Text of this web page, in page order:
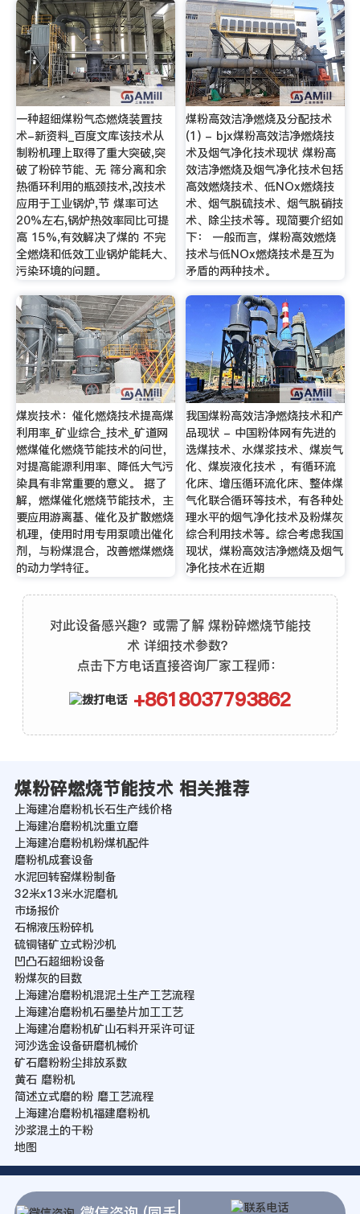
一种超细煤粉气态燃烧装置技
术-新资料_百度文库该技术从
制粉机理上取得了重大突破,突
破了粉碎节能、无 筛分离和余
热循环利用的瓶颈技术,改技术
应用于工业锅炉,节 煤率可达
20%左右,锅炉热效率同比可提
高 15%,有效解决了煤的 不完
全燃烧和低效工业锅炉能耗大、
污染环境的问题。
煤粉高效洁净燃烧及分配技术
(1) - bjx煤粉高效洁净燃烧技
术及烟气净化技术现状 煤粉高
效洁净燃烧及烟气净化技术包括
高效燃烧技术、低NOx燃烧技
术、烟气脱硫技术、烟气脱硝技
术、除尘技术等。现简要介绍如
下： 一般而言，煤粉高效燃烧
技术与低NOx燃烧技术是互为
矛盾的两种技术。
煤炭技术：催化燃烧技术提高煤
利用率_矿业综合_技术_矿道网
燃煤催化燃烧节能技术的问世，
对提高能源利用率、降低大气污
染具有非常重要的意义。 据了
解，燃煤催化燃烧节能技术，主
要应用游离基、催化及扩散燃烧
机理，使用时用专用泵喷出催化
剂，与粉煤混合，改善燃煤燃烧
的动力学特征。
我国煤粉高效洁净燃烧技术和产
品现状 - 中国粉体网有先进的
选煤技术、水煤浆技术、煤炭气
化、煤炭液化技术 ，有循环流
化床、增压循环流化床、整体煤
气化联合循环等技术，有各种处
理水平的烟气净化技术及粉煤灰
综合利用技术等。综合考虑我国
现状，煤粉高效洁净燃烧及烟气
净化技术在近期
对此设备感兴趣？或需了解 煤粉碎燃烧节能技
术 详细技术参数？
点击下方电话直接咨询厂家工程师：
+8618037793862
煤粉碎燃烧节能技术 相关推荐
上海建冶磨粉机长石生产线价格
上海建冶磨粉机沈重立磨
上海建冶磨粉机粉煤机配件
磨粉机成套设备
水泥回转窑煤粉制备
32米x13米水泥磨机
市场报价
石棉液压粉碎机
硫铜锗矿立式粉沙机
凹凸石超细粉设备
粉煤灰的目数
上海建冶磨粉机混泥土生产工艺流程
上海建冶磨粉机石墨垫片加工工艺
上海建冶磨粉机矿山石料开采许可证
河沙选金设备研磨机械价
矿石磨粉粉尘排放系数
黄石 磨粉机
简述立式磨的粉 磨工艺流程
上海建冶磨粉机福建磨粉机
沙浆混土的干粉
地图